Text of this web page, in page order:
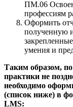
ПМ.06
профессиям
Оформить
полученную
умения и
Таким образом,
практики не
необходимо
(список ниже) в
LMS: